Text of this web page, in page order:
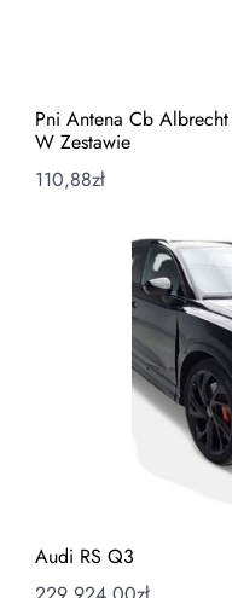
Pni Antena Cb
W Zestawie
110,88zł
Audi RS Q3